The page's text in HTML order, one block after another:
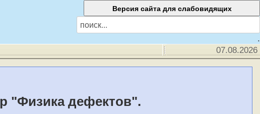
.
07.08.2026
"Физика дефектов".